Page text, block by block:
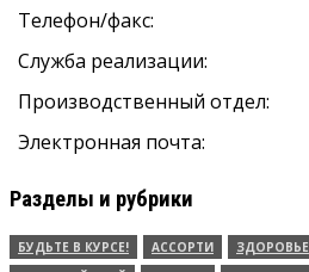
Телефон/факс:
Служба реализации:
Производственный отдел:
Электронная почта:
Разделы и рубрики
БУДЬТЕ В КУРСЕ! АССОРТИ ЗДОРОВЬЕ